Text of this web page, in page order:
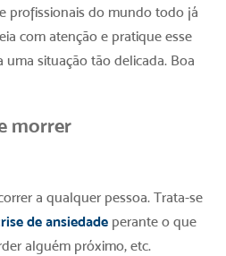
profissionais do mundo todo já
com atenção e pratique esse
situação tão delicada. Boa
morrer
a qualquer pessoa. Trata-se
de ansiedade perante o que
alguém próximo, etc.